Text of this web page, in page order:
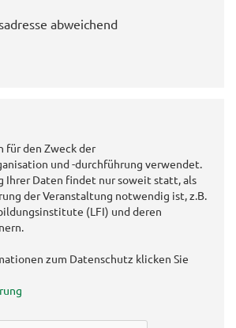
abweichend
für den Zweck der
und -durchführung verwendet.
Ihrer Daten findet nur soweit statt, als
der Veranstaltung notwendig ist, z.B.
(LFI) und deren
zum Datenschutz klicken Sie